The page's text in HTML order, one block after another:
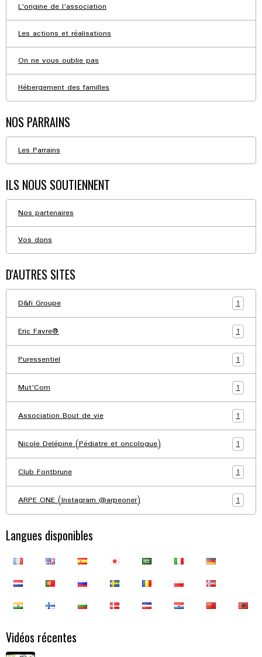
L'origine de l'association
Les actions et réalisations
On ne vous oublie pas
Hébergement des familles
NOS PARRAINS
Les Parrains
ILS NOUS SOUTIENNENT
Nos partenaires
Vos dons
D'AUTRES SITES
D&fi Groupe 1
Eric Favre® 1
Puressentiel 1
Mut'Com 1
Association Bout de vie 1
Nicole Delépine (Pédiatre et oncologue) 1
Club Fontbrune 1
ARPE ONE (Instagram @arpeoner) 1
Langues disponibles
Vidéos récentes